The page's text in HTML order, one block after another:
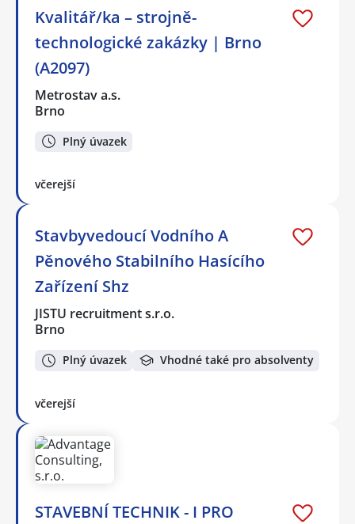
Kvalitář/ka – strojně-
technologické zakázky | Brno
(A2097)
Metrostav a.s.
Brno
Plný úvazek
včerejší
Stavbyvedoucí Vodního A
Pěnového Stabilního Hasícího
Zařízení Shz
JISTU recruitment s.r.o.
Brno
Plný úvazek Vhodné také pro absolventy
včerejší
STAVEBNÍ TECHNIK - I PRO